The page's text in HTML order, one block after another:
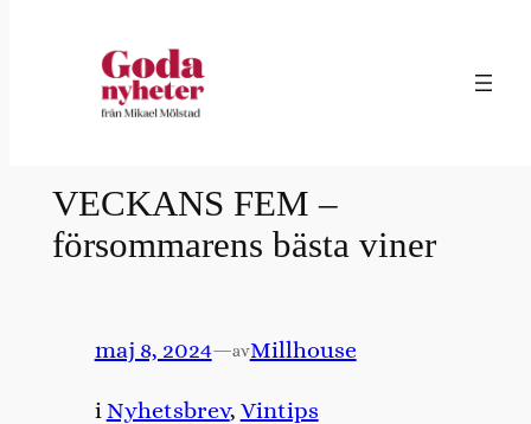
VECKANS FEM –
försommarens bästa viner
maj 8, 2024—avMillhouse
i Nyhetsbrev, Vintips